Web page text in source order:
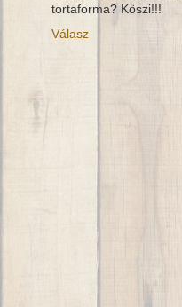
tortaforma? Köszi!!!
Válasz